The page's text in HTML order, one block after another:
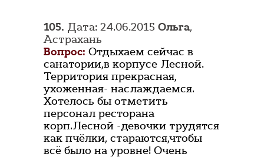
105. Дата: 24.06.2015 Ольга,
Астрахань
Вопрос: Отдыхаем сейчас в
санатории,в корпусе Лесной.
Территория прекрасная,
ухоженная- наслаждаемся.
Хотелось бы отметить
персонал ресторана
корп.Лесной -девочки трудятся
как пчёлки, стараются,чтобы
всё было на уровне! Очень